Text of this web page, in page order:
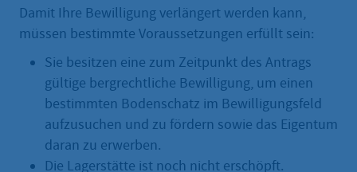
Damit Ihre Bewilligung verlängert werden kann,
müssen bestimmte Voraussetzungen erfüllt sein:
Sie besitzen eine zum Zeitpunkt des Antrags
gültige bergrechtliche Bewilligung, um einen
bestimmten Bodenschatz im Bewilligungsfeld
aufzusuchen und zu fördern sowie das Eigentum
daran zu erwerben.
Die Lagerstätte ist noch nicht erschöpft.